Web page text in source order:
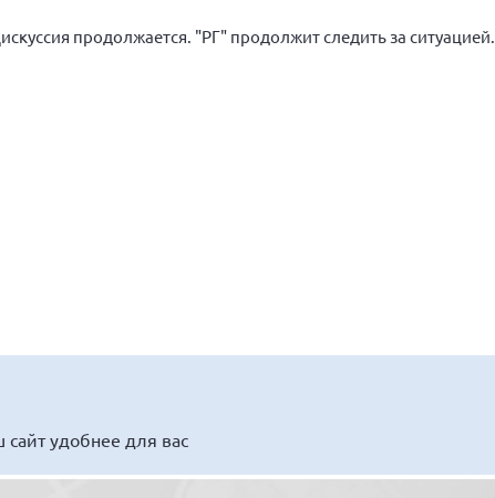
продолжается. "РГ" продолжит следить за ситуацией.
удобнее для вас